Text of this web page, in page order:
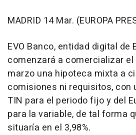
MADRID 14 Mar. (EUROPA
EVO Banco, entidad digital de
comenzará a comercializar el
marzo una hipoteca mixta a
comisiones ni requisitos, con
TIN para el periodo fijo y del
para la variable, de tal forma
situaría en el 3,98%.